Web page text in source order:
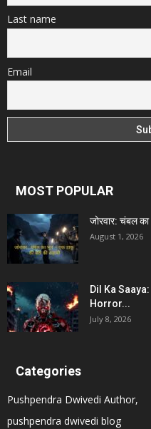
Last name
Email
MOST POPULAR
जोरवार: चंबल
August 1, 2026
Dil Ka
Horror...
July 8, 2026
Categories
Pushpendra Dwivedi Author,
pushpendra dwivedi blog